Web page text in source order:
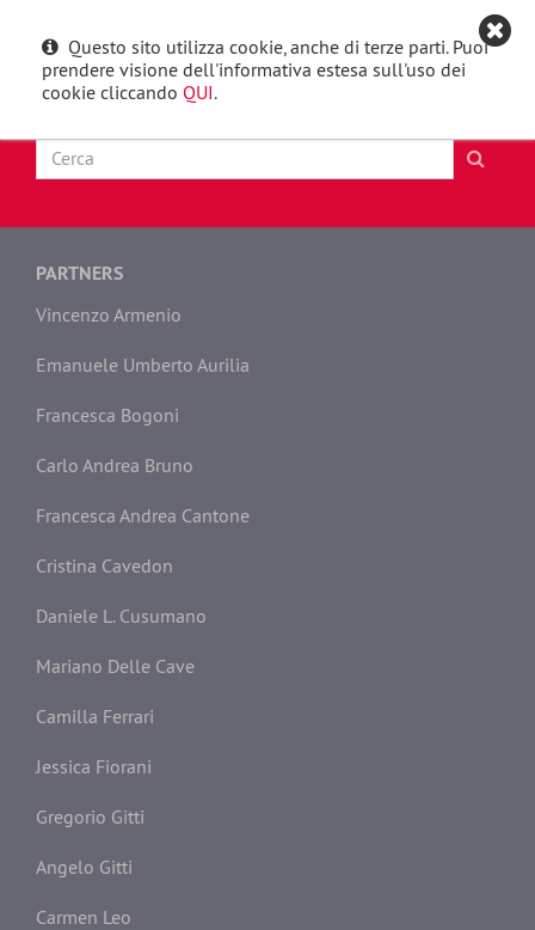
Questo sito utilizza cookie, anche di terze parti. Puoi
prendere visione dell'informativa estesa sull'uso dei
cookie cliccando QUI.
English
Toggle
PARTNERS
Vincenzo Armenio
Emanuele Umberto Aurilia
Francesca Bogoni
Carlo Andrea Bruno
Francesca Andrea Cantone
Cristina Cavedon
Daniele L. Cusumano
Mariano Delle Cave
Camilla Ferrari
Jessica Fiorani
Gregorio Gitti
Angelo Gitti
Carmen Leo